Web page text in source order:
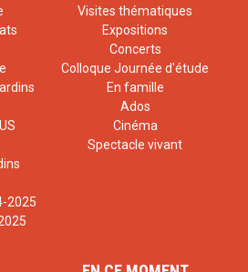
2025
Visites thématiques
Expositions
Concerts
Colloque Journée d'étude
En famille
Ados
Cinéma
Spectacle vivant